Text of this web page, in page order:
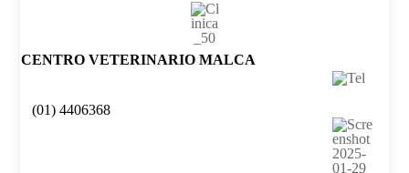
CENTRO VETERINARIO MALCA
(01) 4406368